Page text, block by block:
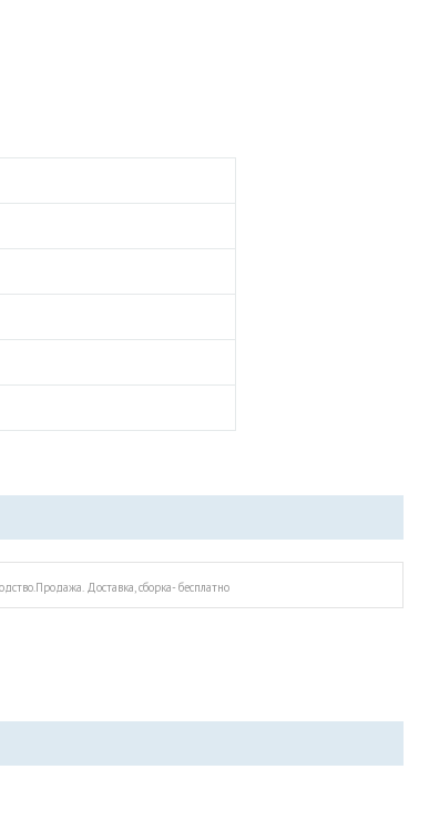
Доставка, сборка- бесплатно